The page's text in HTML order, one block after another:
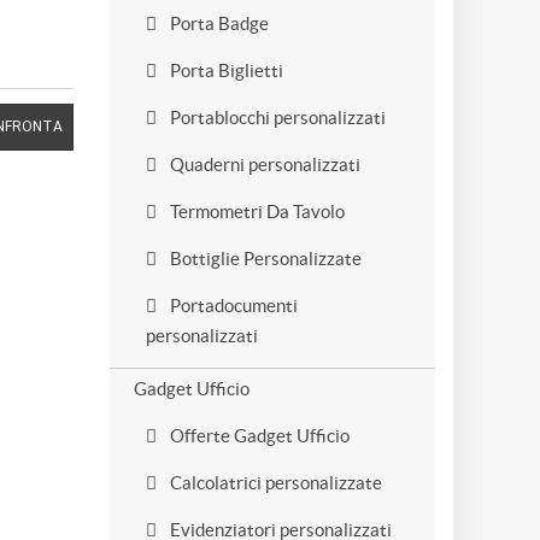
Porta Badge
Porta Biglietti
Portablocchi personalizzati
Quaderni personalizzati
Termometri Da Tavolo
Bottiglie Personalizzate
Portadocumenti
personalizzati
Gadget Ufficio
Offerte Gadget Ufficio
Calcolatrici personalizzate
Evidenziatori personalizzati